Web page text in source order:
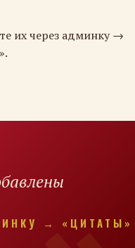
их через админку →
→ «ЦИТАТЫ»